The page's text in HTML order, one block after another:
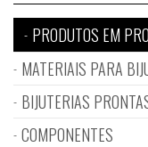
PRODUTOS EM
MATERIAIS PARA
BIJUTERIAS
COMPONENTES